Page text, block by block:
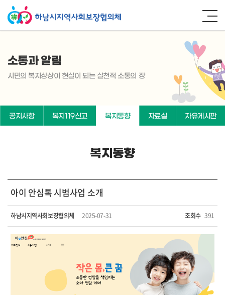
소통과 알림
시민의 복지상상이 현실이 되는 실천적 소통의 장
공지사항 복지119신고 복지동향 자료실 자유게시판
복지동향
아이 안심톡 시범사업 소개
하남시지역사회보장협의체 2025-07-31 조회수 391